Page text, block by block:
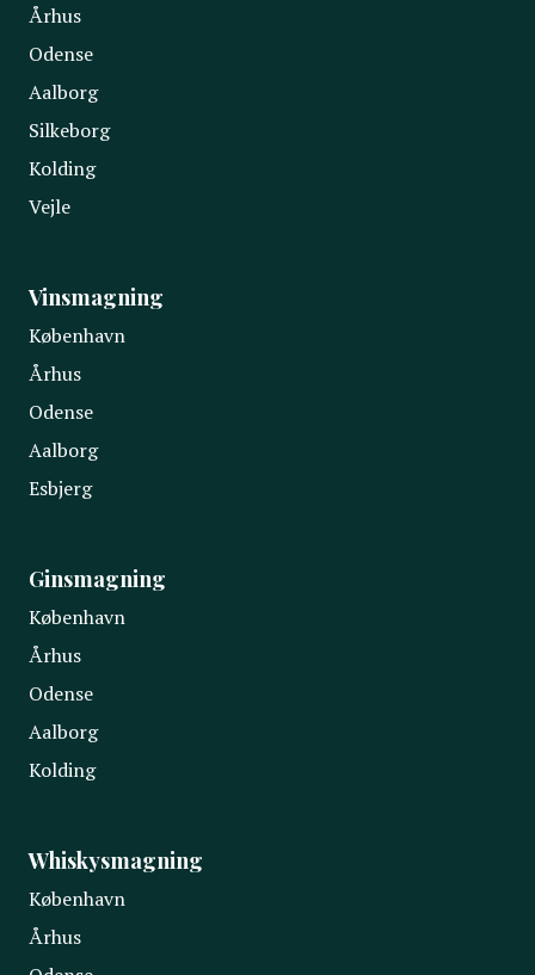
Århus
Odense
Aalborg
Silkeborg
Kolding
Vejle
Vinsmagning
København
Århus
Odense
Aalborg
Esbjerg
Ginsmagning
København
Århus
Odense
Aalborg
Kolding
Whiskysmagning
København
Århus